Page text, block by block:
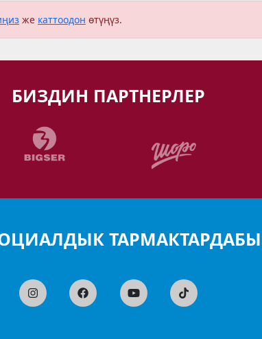
же каттоодон өтүңүз.
БИЗДИН ПАРТНЕРЛЕР